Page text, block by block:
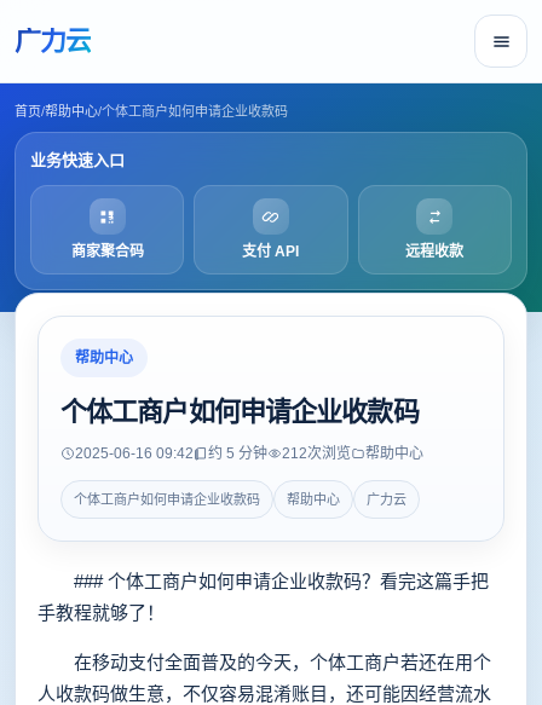
广力云
首页/帮助中心/个体工商户如何申请企业收款码
业务快速入口
商家聚合码 支付 API 远程收款
帮助中心
个体工商户如何申请企业收款码
2025-06-16 09:42 约 5 分钟 212次浏览 帮助中心
个体工商户如何申请企业收款码 帮助中心 广力云
### 个体工商户如何申请企业收款码？看完这篇手把
手教程就够了！
在移动支付全面普及的今天，个体工商户若还在用个
人收款码做生意，不仅容易混淆账目，还可能因经营流水